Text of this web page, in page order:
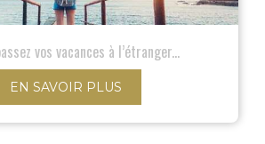
vos vacances à l’étranger...
EN SAVOIR PLUS